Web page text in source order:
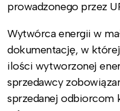
prowadzonego przez
Wytwórca energii w
dokumentację, w
ilości wytworzonej
sprzedawcy
sprzedanej odbiorcom